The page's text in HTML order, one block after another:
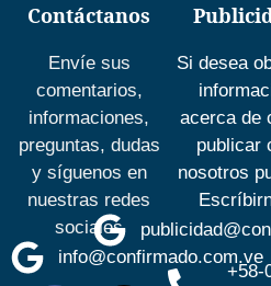
Contáctanos
Envíe sus
comentarios,
informaciones,
preguntas, dudas
y síguenos en
nuestras redes
sociales
info@confirmado.com.ve
Si desea
acerca de
publicar
nosotros
+58-